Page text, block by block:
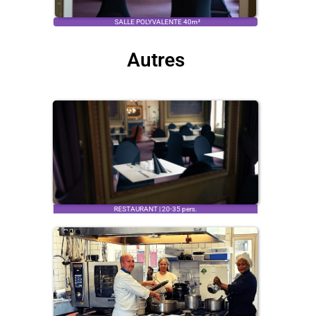
SALLE POLYVALENTE 40m²
Autres
RESTAURANT | 20-35 pers.